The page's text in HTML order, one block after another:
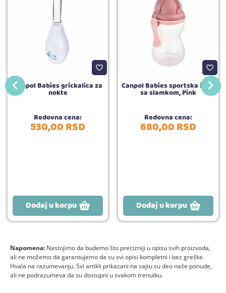
Canpol Babies grickalica za
nokte
Redovna cena:
530,00RSD
Dodaj u korpu
Canpol Babies sportska šolja
sa slamkom, Pink
Redovna cena:
680,00RSD
Dodaj u korpu
Napomena: Nastojimo da budemo što precizniji u opisu svih proizvoda,
ali ne možemo da garantujemo da su svi opisi kompletni i bez greške.
Hvala na razumevanju. Svi artikli prikazani na sajtu su deo naše ponude,
ali ne podrazumeva da su dostupni u svakom trenutku.